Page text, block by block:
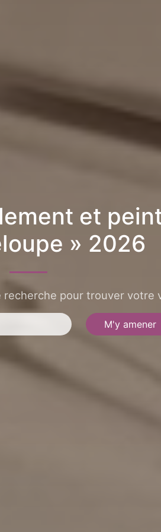
et
» 2026
recherche pour trouver votre
M'y amener